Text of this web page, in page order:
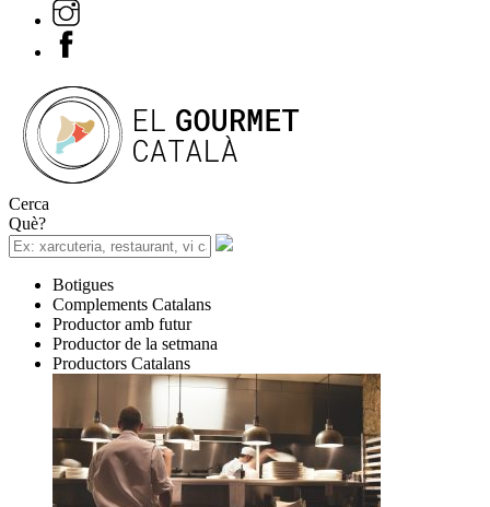
Cerca
Què?
Botigues
Complements Catalans
Productor amb futur
Productor de la setmana
Productors Catalans